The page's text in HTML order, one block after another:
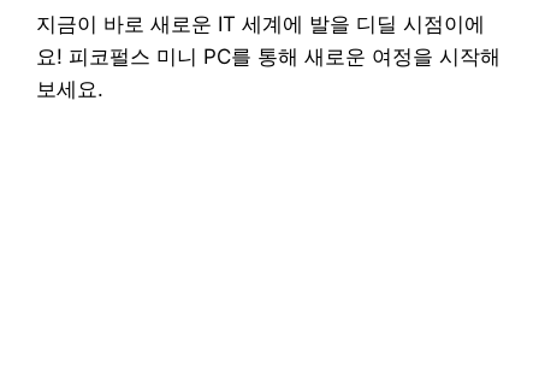
지금이 바로 새로운 IT 세계에 발을 디딜 시점이에
요! 피코펄스 미니 PC를 통해 새로운 여정을 시작해
보세요.